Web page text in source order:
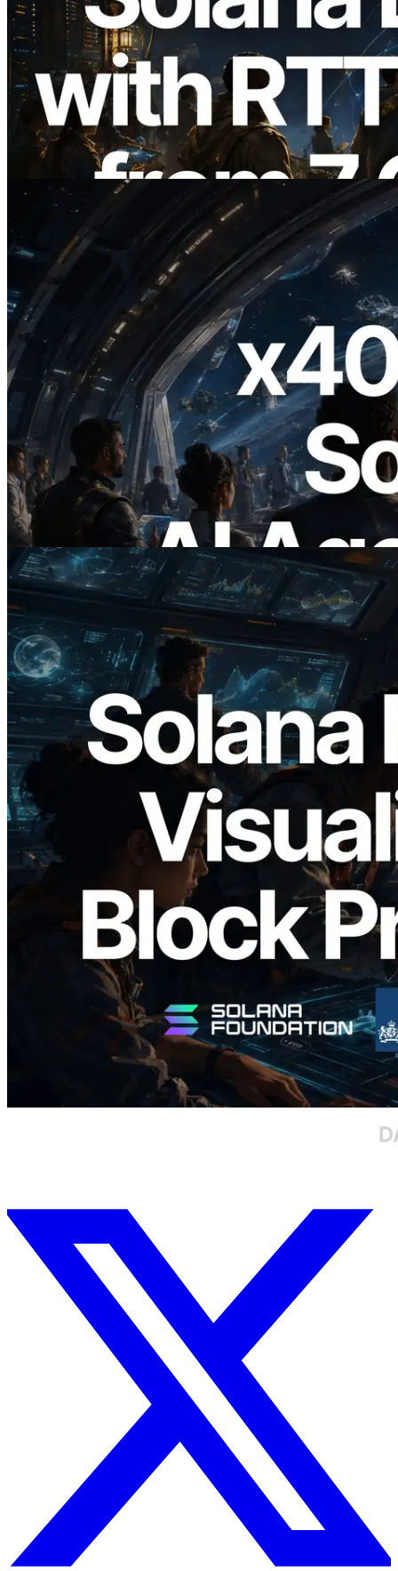
2026.08.05
ERPC amplía la Leader Slot API de
Solana con medición de ping desde 7
regiones globales — También se lanza la
Validators Information API
Leer este artículo
2026.07.04
ERPC lanza Solana RPC compatible con
x402 — La era en la que los agentes de IA
pagan bajo demanda por las API que
necesitan
Leer este artículo
2026.05.24
Validators Solutions lanza el Solana Block
Analyzer — Visualización del tiempo de
producción de bloque por slot y del
Validador asignado
Leer este artículo